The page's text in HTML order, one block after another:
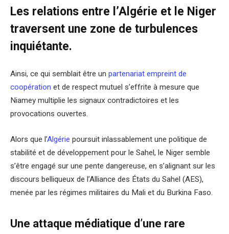
Les relations entre l’Algérie et le Niger
traversent une zone de turbulences
inquiétante.
Ainsi, ce qui semblait être un partenariat empreint de
coopération et de respect mutuel s’effrite à mesure que
Niamey multiplie les signaux contradictoires et les
provocations ouvertes.
Alors que l’Algérie poursuit inlassablement une politique de
stabilité et de développement pour le Sahel, le Niger semble
s’être engagé sur une pente dangereuse, en s’alignant sur les
discours belliqueux de l’Alliance des États du Sahel (AES),
menée par les régimes militaires du Mali et du Burkina Faso.
Une attaque médiatique d’une rare